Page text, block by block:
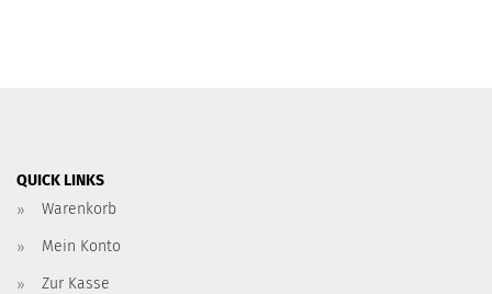
QUICK LINKS
Warenkorb
Mein Konto
Zur Kasse